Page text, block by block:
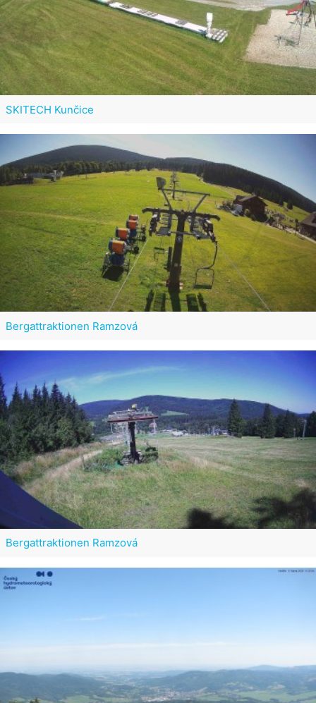
SKITECH Kunčice
Bergattraktionen Ramzová
Bergattraktionen Ramzová